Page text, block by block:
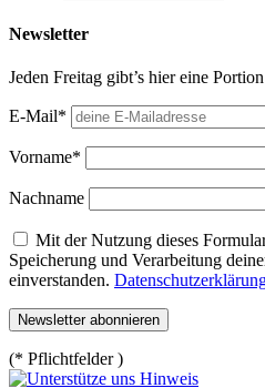
Newsletter
Jeden Freitag gibt’s hier eine
E-Mail*
Vorname*
Nachname
Mit der Nutzung dieses
Speicherung und Verarbeitung
einverstanden.
(* Pflichtfelder )